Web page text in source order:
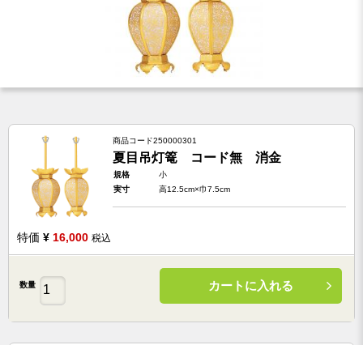
商品コード250000301
夏目吊灯篭 コード無 消金
規格
小
実寸
高12.5cm×巾7.5cm
特価 ¥ 16,000 税込
数量 カートに入れる